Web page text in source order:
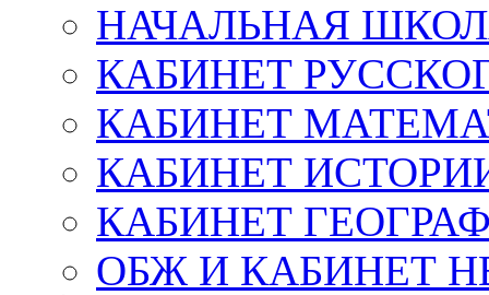
НАЧАЛЬНАЯ
КАБИНЕТ
КАБИНЕТ
КАБИНЕТ
КАБИНЕТ
ОБЖ И КАБИНЕТ